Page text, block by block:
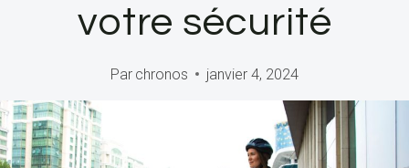
votre sécurité
Par chronos janvier 4, 2024